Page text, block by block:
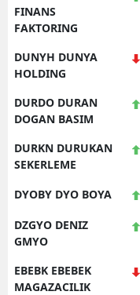
FINANS
FAKTORING
DUNYH DUNYA
HOLDING
DURDO DURAN
DOGAN BASIM
DURKN DURUKAN
SEKERLEME
DYOBY DYO BOYA
DZGYO DENIZ
GMYO
EBEBK EBEBEK
MAGAZACILIK